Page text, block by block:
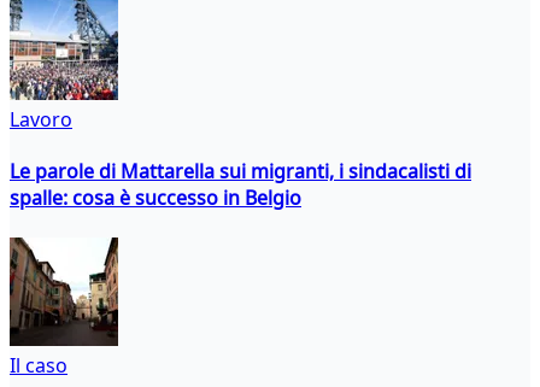
Lavoro
Le parole di Mattarella sui migranti, i sindacalisti di
spalle: cosa è successo in Belgio
Il caso